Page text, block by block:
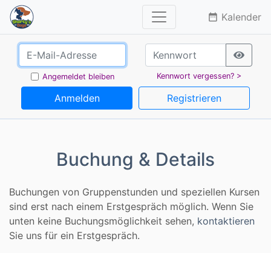
date_range Kalender
Angemeldet bleiben Kennwort vergessen? >
Anmelden Registrieren
Buchung & Details
Buchungen von Gruppenstunden und speziellen Kursen
sind erst nach einem Erstgespräch möglich. Wenn Sie
unten keine Buchungsmöglichkeit sehen, kontaktieren
Sie uns für ein Erstgespräch.